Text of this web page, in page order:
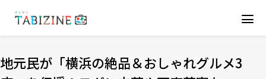
地元民が「横浜の絶品＆おしゃれグルメ3